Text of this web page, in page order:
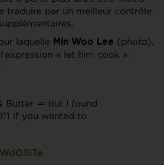
traduire par un meilleur contrôle
laquelle Min Woo Lee (photo),
« let him cook »
Butter 🧈 but I found
if you wanted to